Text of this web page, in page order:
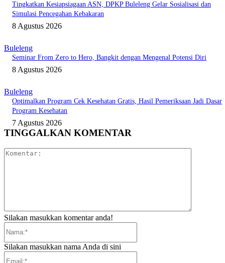
Tingkatkan Kesiapsiagaan ASN, DPKP Buleleng Gelar Sosialisasi dan
Simulasi Pencegahan Kebakaran
8 Agustus 2026
Buleleng
Seminar From Zero to Hero, Bangkit dengan Mengenal Potensi Diri
8 Agustus 2026
Buleleng
Optimalkan Program Cek Kesehatan Gratis, Hasil Pemeriksaan Jadi Dasar
Program Kesehatan
7 Agustus 2026
TINGGALKAN KOMENTAR
Silakan masukkan komentar anda!
Silakan masukkan nama Anda di sini